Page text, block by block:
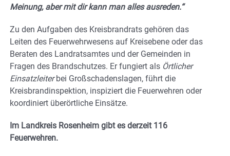
Meinung, aber mit dir kann man alles ausreden.“
Zu den Aufgaben des Kreisbrandrats gehören das
Leiten des Feuerwehrwesens auf Kreisebene oder das
Beraten des Landratsamtes und der Gemeinden in
Fragen des Brandschutzes. Er fungiert als Örtlicher
Einsatzleiterbei Großschadenslagen, führt die
Kreisbrandinspektion, inspiziert die Feuerwehren oder
koordiniert überörtliche Einsätze.
Im Landkreis Rosenheim gibt es derzeit 116
Feuerwehren.